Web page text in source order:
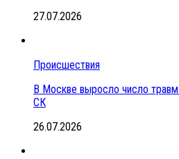
27.07.2026
Происшествия
В Москве выросло число
СК
26.07.2026